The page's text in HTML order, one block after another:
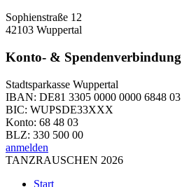
Sophienstraße 12
42103 Wuppertal
Konto- & Spendenverbindung
Stadtsparkasse Wuppertal
IBAN: DE81 3305 0000 0000 6848 03
BIC: WUPSDE33XXX
Konto: 68 48 03
BLZ: 330 500 00
anmelden
TANZRAUSCHEN 2026
Start